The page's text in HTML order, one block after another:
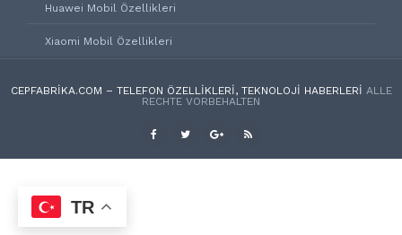
Huawei Mobil Özellikleri
Xiaomi Mobil Özellikleri
CEPFABRIKA.COM – TELEFON ÖZELLIKLERI, TEKNOLOJI HABERLERI ALLE
RECHTE VORBEHALTEN
TR